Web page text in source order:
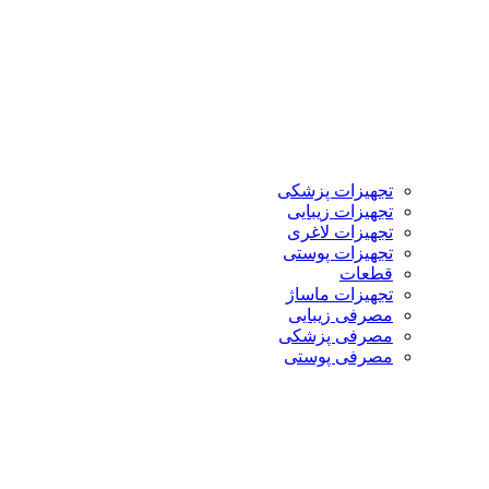
تجهیزات پزشکی
تجهیزات زیبایی
تجهیزات لاغری
تجهیزات پوستی
قطعات
تجهیزات ماساژ
مصرفی زیبایی
مصرفی پزشکی
مصرفی پوستی